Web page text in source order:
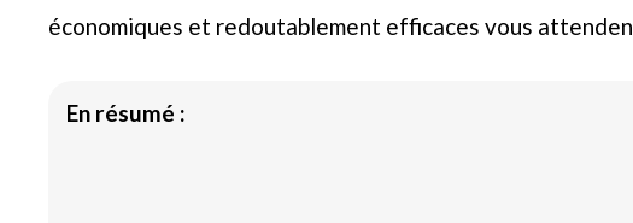
économiques et redoutablement efficaces vous
En résumé :